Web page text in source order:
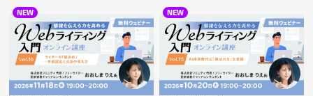
NEW NEW